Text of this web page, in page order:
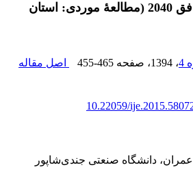
گازهای گلخانه‏ای در افق 2040 (مطالعۀ موردی: استان
، 1394 ، صفحه 455-465
اصل مقاله
10.22059/
دانشگاه صنعتی جندی‌شاپور